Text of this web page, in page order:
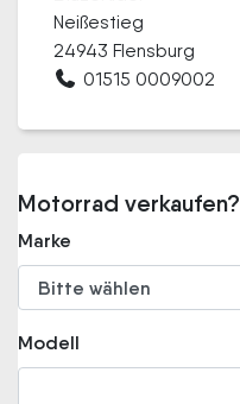
Neißestieg
24943 Flensburg
01515 0009002
Motorrad verkaufen?
Marke
Modell